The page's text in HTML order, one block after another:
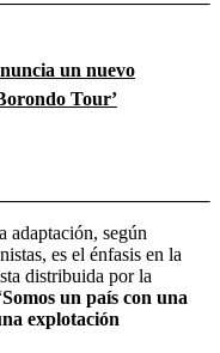
un nuevo
Tour’
adaptación, según
es el énfasis en la
distribuida por la
Somos un país con una
explotación